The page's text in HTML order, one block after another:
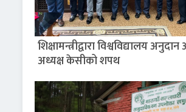
शिक्षामन्त्रीद्वारा विश्वविद्यालय
अध्यक्ष केसीको शपथ